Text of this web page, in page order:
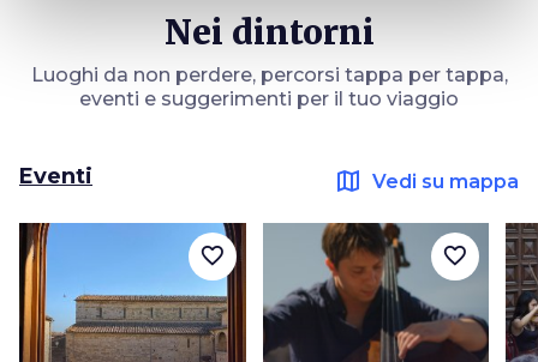
Nei dintorni
Luoghi da non perdere, percorsi tappa per tappa,
eventi e suggerimenti per il tuo viaggio
Eventi map Vedi su mappa
favorite_border favorite_border